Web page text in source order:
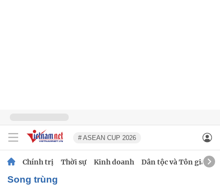
# ASEAN CUP 2026
Chính trị Thời sự Kinh doanh Dân tộc và Tôn giáo
Song trùng